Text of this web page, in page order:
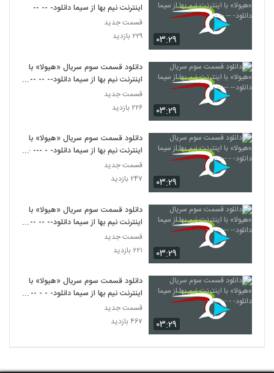
۰۳:۲۹
اینترنت نیم بها از سیما دانلود- -- -- -
قسمت جدید
۲۲۹ بازدید
۰۳:۲۹
دانلود قسمت سوم سریال «هیولا» با
اینترنت نیم بها از سیما دانلود-- -- -- -
-
قسمت جدید
۲۲۶ بازدید
۰۳:۲۹
دانلود قسمت سوم سریال «هیولا» با
اینترنت نیم بها از سیما دانلود- - --- --
-
قسمت جدید
۲۴۷ بازدید
۰۳:۲۹
دانلود قسمت سوم سریال «هیولا» با
اینترنت نیم بها از سیما دانلود-- -- -- -
--
قسمت جدید
۲۲۱ بازدید
۰۳:۲۹
دانلود قسمت سوم سریال «هیولا» با
اینترنت نیم بها از سیما دانلود- - - -- -
- -
قسمت جدید
۴۶۷ بازدید